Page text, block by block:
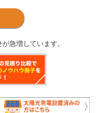
急増しています。